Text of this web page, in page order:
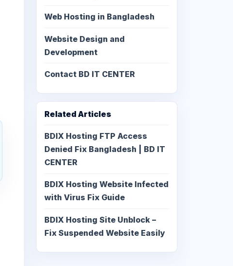
Web Hosting in Bangladesh
Website Design and
Development
Contact BD IT CENTER
Related Articles
BDIX Hosting FTP Access
Denied Fix Bangladesh | BD IT
CENTER
BDIX Hosting Website Infected
with Virus Fix Guide
BDIX Hosting Site Unblock –
Fix Suspended Website Easily